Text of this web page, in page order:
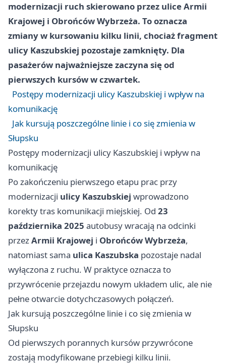
modernizacji ruch skierowano przez ulice Armii
Krajowej i Obrońców Wybrzeża. To oznacza
zmiany w kursowaniu kilku linii, chociaż fragment
ulicy Kaszubskiej pozostaje zamknięty. Dla
pasażerów najważniejsze zaczyna się od
pierwszych kursów w czwartek.
Postępy modernizacji ulicy Kaszubskiej i wpływ na
komunikację
Jak kursują poszczególne linie i co się zmienia w
Słupsku
Postępy modernizacji ulicy Kaszubskiej i wpływ na
komunikację
Po zakończeniu pierwszego etapu prac przy
modernizacji ulicy Kaszubskiej wprowadzono
korekty tras komunikacji miejskiej. Od 23
października 2025 autobusy wracają na odcinki
przezArmii Krajowej i Obrońców Wybrzeża,
natomiast sama ulica Kaszubska pozostaje nadal
wyłączona z ruchu. W praktyce oznacza to
przywrócenie przejazdu nowym układem ulic, ale nie
pełne otwarcie dotychczasowych połączeń.
Jak kursują poszczególne linie i co się zmienia w
Słupsku
Od pierwszych porannych kursów przywrócone
zostają modyfikowane przebiegi kilku linii.